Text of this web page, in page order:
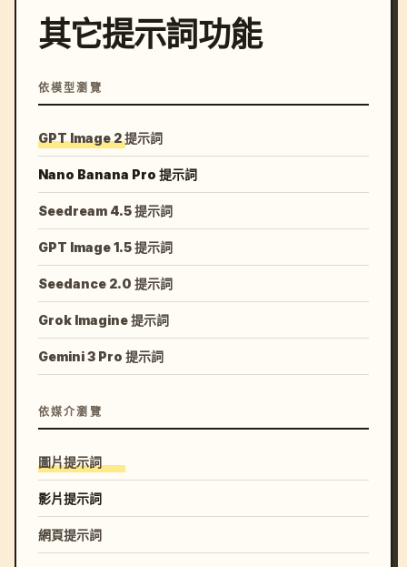
其它提示詞功能
依模型瀏覽
GPT Image 2 提示詞
Nano Banana Pro 提示詞
Seedream 4.5 提示詞
GPT Image 1.5 提示詞
Seedance 2.0 提示詞
Grok Imagine 提示詞
Gemini 3 Pro 提示詞
依媒介瀏覽
圖片提示詞
影片提示詞
網頁提示詞